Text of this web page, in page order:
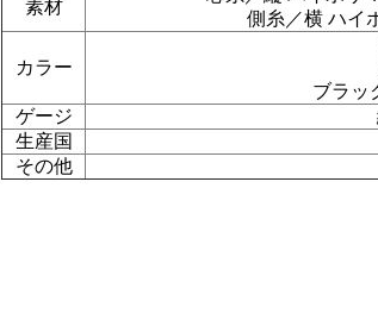
素材
側糸／横 ハイ
カラー
ブラッ
ゲージ
生産国
その他